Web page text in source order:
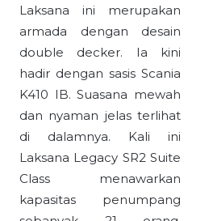
Laksana ini merupakan
armada dengan desain
double decker. Ia kini
hadir dengan sasis Scania
K410 IB. Suasana mewah
dan nyaman jelas terlihat
di dalamnya. Kali ini
Laksana Legacy SR2 Suite
Class menawarkan
kapasitas penumpang